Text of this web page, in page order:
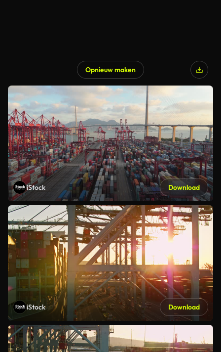
Opnieuw maken
iStock Download
iStock Download